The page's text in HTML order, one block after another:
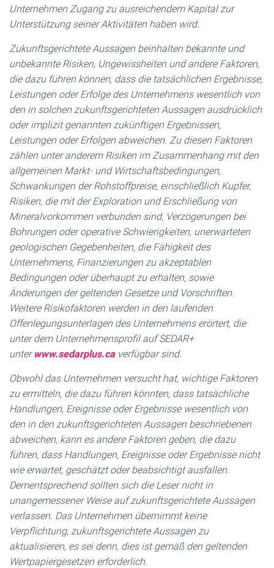
Unternehmen Zugang zu ausreichendem Kapital zur
Unterstützung seiner Aktivitäten haben wird.
Zukunftsgerichtete Aussagen beinhalten bekannte und
unbekannte Risiken, Ungewissheiten und andere Faktoren,
die dazu führen können, dass die tatsächlichen Ergebnisse,
Leistungen oder Erfolge des Unternehmens wesentlich von
den in solchen zukunftsgerichteten Aussagen ausdrücklich
oder implizit genannten zukünftigen Ergebnissen,
Leistungen oder Erfolgen abweichen. Zu diesen Faktoren
zählen unter anderem Risiken im Zusammenhang mit den
allgemeinen Markt- und Wirtschaftsbedingungen,
Schwankungen der Rohstoffpreise, einschließlich Kupfer,
Risiken, die mit der Exploration und Erschließung von
Mineralvorkommen verbunden sind, Verzögerungen bei
Bohrungen oder operative Schwierigkeiten, unerwarteten
geologischen Gegebenheiten, die Fähigkeit des
Unternehmens, Finanzierungen zu akzeptablen
Bedingungen oder überhaupt zu erhalten, sowie
Änderungen der geltenden Gesetze und Vorschriften.
Weitere Risikofaktoren werden in den laufenden
Offenlegungsunterlagen des Unternehmens erörtert, die
unter dem Unternehmensprofil auf SEDAR+
unterwww.sedarplus.caverfügbar sind.
Obwohl das Unternehmen versucht hat, wichtige Faktoren
zu ermitteln, die dazu führen könnten, dass tatsächliche
Handlungen, Ereignisse oder Ergebnisse wesentlich von
den in den zukunftsgerichteten Aussagen beschriebenen
abweichen, kann es andere Faktoren geben, die dazu
führen, dass Handlungen, Ereignisse oder Ergebnisse nicht
wie erwartet, geschätzt oder beabsichtigt ausfallen.
Dementsprechend sollten sich die Leser nicht in
unangemessener Weise auf zukunftsgerichtete Aussagen
verlassen. Das Unternehmen übernimmt keine
Verpflichtung, zukunftsgerichtete Aussagen zu
aktualisieren, es sei denn, dies ist gemäß den geltenden
Wertpapiergesetzen erforderlich.